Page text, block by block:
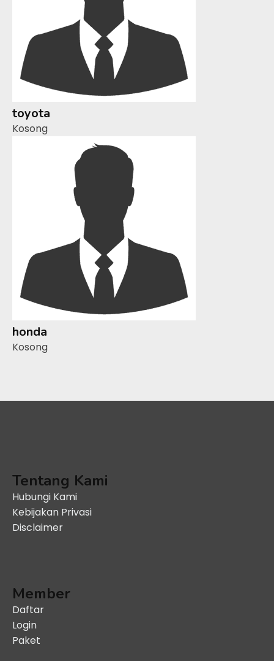
toyota
Kosong
honda
Kosong
Tentang Kami
Hubungi Kami
Kebijakan Privasi
Disclaimer
Member
Daftar
Login
Paket